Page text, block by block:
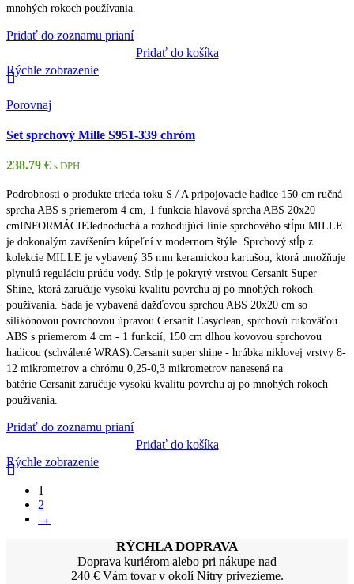
mnohých rokoch používania.
Pridať do zoznamu prianí
Pridať do košíka
Rýchle zobrazenie
Porovnaj
Set sprchový Mille S951-339 chróm
238.79 € s DPH
Podrobnosti o produkte trieda toku S / A pripojovacie hadice 150 cm ručná
sprcha ABS s priemerom 4 cm, 1 funkcia hlavová sprcha ABS 20x20
cmINFORMÁCIEJednoduchá a rozhodujúci línie sprchového stĺpu MILLE
je dokonalým zavŕšením kúpeľní v modernom štýle. Sprchový stĺp z
kolekcie MILLE je vybavený 35 mm keramickou kartušou, ktorá umožňuje
plynulú reguláciu prúdu vody. Stĺp je pokrytý vrstvou Cersanit Super
Shine, ktorá zaručuje vysokú kvalitu povrchu aj po mnohých rokoch
používania. Sada je vybavená dažďovou sprchou ABS 20x20 cm so
silikónovou povrchovou úpravou Cersanit Easyclean, sprchovú rukoväťou
ABS s priemerom 4 cm - 1 funkcií, 150 cm dlhou kovovou sprchovou
hadicou (schválené WRAS).Cersanit super shine - hrúbka niklovej vrstvy 8-
12 mikrometrov a chrómu 0,25-0,3 mikrometrov nanesená na
batérie Cersanit zaručuje vysokú kvalitu povrchu aj po mnohých rokoch
používania.
Pridať do zoznamu prianí
Pridať do košíka
Rýchle zobrazenie
1
2
→
RÝCHLA DOPRAVA
Doprava kuriérom alebo pri nákupe nad
240 € Vám tovar v okolí Nitry privezieme.